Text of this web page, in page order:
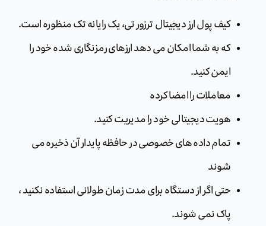
کیف پول ارز دیجیتال ترزور تی، یک رایانه تک منظوره است.
که به شما امکان می دهد ارزهای رمزنگاری شده خود را
ایمن کنید.
معاملات را امضا کرده
هویت دیجیتالی خود را مدیریت کنید.
تمام داده های خصوصی در حافظه پایدار آن ذخیره می
شوند
حتی اگر از دستگاه برای مدت زمان طولانی استفاده نکنید ،
پاک نمی شوند.